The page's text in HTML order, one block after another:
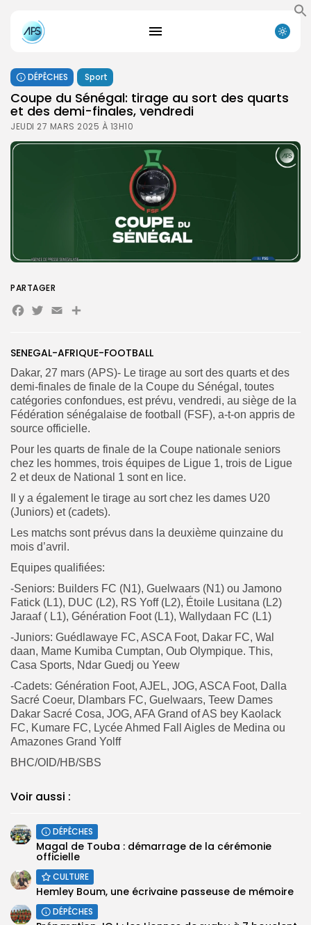
for:
FR
DÉPÊCHES Sport
Coupe du Sénégal: tirage au sort des quarts
et des demi-finales, vendredi
JEUDI 27 MARS 2025 À 13H10
SENEGAL-AFRIQUE-FOOTBALL
Dakar, 27 mars (APS)- Le tirage au sort des quarts et des
demi-finales de finale de la Coupe du Sénégal, toutes
catégories confondues, est prévu, vendredi, au siège de la
Fédération sénégalaise de football (FSF), a-t-on appris de
source officielle.
Pour les quarts de finale de la Coupe nationale seniors
chez les hommes, trois équipes de Ligue 1, trois de Ligue
2 et deux de National 1 sont en lice.
Il y a également le tirage au sort chez les dames U20
(Juniors) et (cadets).
Les matchs sont prévus dans la deuxième quinzaine du
mois d’avril.
Equipes qualifiées:
-Seniors: Builders FC (N1), Guelwaars (N1) ou Jamono
Fatick (L1), DUC (L2), RS Yoff (L2), Étoile Lusitana (L2)
Jaraaf ( L1), Génération Foot (L1), Wallydaan FC (L1)
-Juniors: Guédlawaye FC, ASCA Foot, Dakar FC, Wal
daan, Mame Kumiba Cumptan, Oub Olympique. This,
Casa Sports, Ndar Guedj ou Yeew
-Cadets: Génération Foot, AJEL, JOG, ASCA Foot, Dalla
Sacré Coeur, Dlambars FC, Guelwaars, Teew Dames
Dakar Sacré Cosa, JOG, AFA Grand of AS bey Kaolack
FC, Kumare FC, Lycée Ahmed Fall Aigles de Medina ou
Amazones Grand Yolff
BHC/OID/HB/SBS
Voir aussi :
DÉPÊCHES
Magal de Touba : démarrage de la cérémonie
officielle
CULTURE
Hemley Boum, une écrivaine passeuse de mémoire
DÉPÊCHES
PARTAGER
Facebook
Twitter
EmailPartager